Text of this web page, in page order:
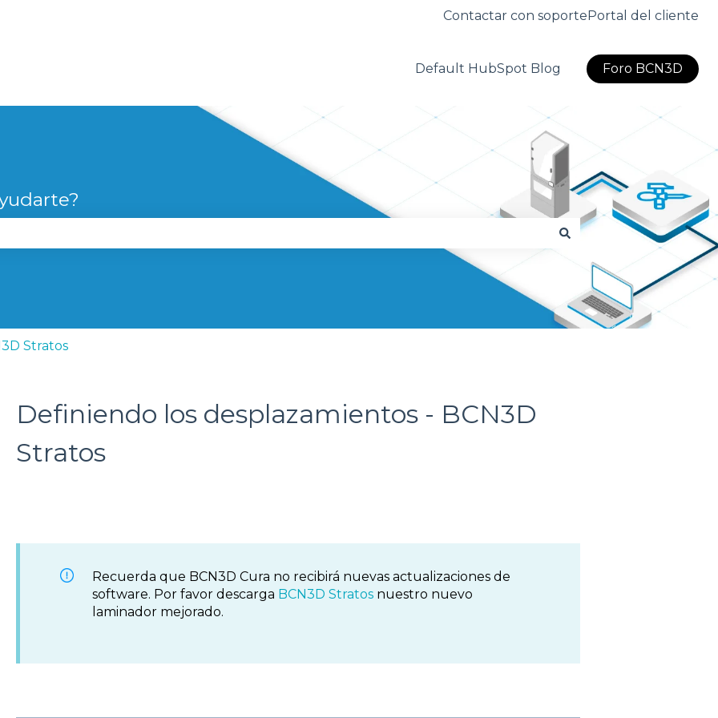
Contactar con soportePortal del cliente
Default HubSpot Blog Foro BCN3D
de búsqueda está vacío.
Stratos
Definiendo los desplazamientos - BCN3D
Stratos
Recuerda que BCN3D Cura no recibirá nuevas actualizaciones de
software. Por favor descarga BCN3D Stratosnuestro nuevo
laminador mejorado.